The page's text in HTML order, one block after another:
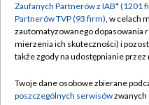
Emisja w TVP
Centrum informacji TVP
Naziemna Telewizja
Rada Programowa
Zaufanych Partnerów z IAB* (1201
Partnerów TVP (93 firm), w celach
zautomatyzowanego dopasowania
mierzenia ich skuteczności) i
także zgody na udostępnianie
Twoje dane osobowe zbierane
poszczególnych serwisówzwanych